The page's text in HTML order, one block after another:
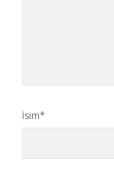
İsim*